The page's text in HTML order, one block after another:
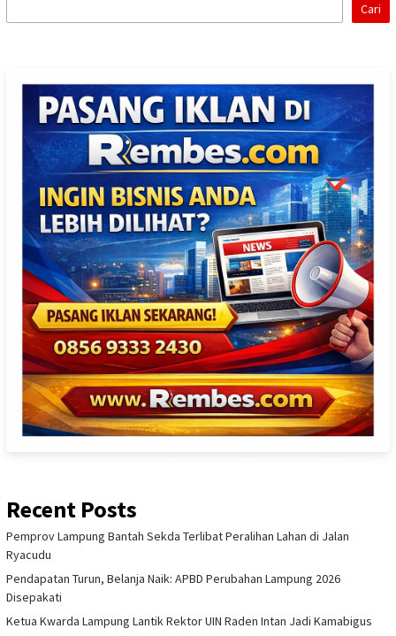
Cari
Recent Posts
Pemprov Lampung Bantah Sekda Terlibat Peralihan Lahan di Jalan
Ryacudu
Pendapatan Turun, Belanja Naik: APBD Perubahan Lampung 2026
Disepakati
Ketua Kwarda Lampung Lantik Rektor UIN Raden Intan Jadi Kamabigus